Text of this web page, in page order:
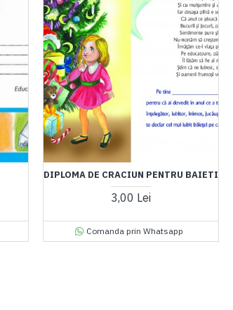
DIPLOMA DE CRACIUN PENTRU BAIETI
3,00 Lei
Comanda prin Whatsapp